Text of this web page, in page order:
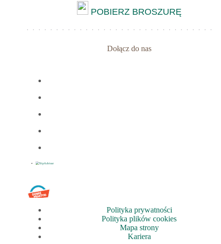
POBIERZ BROSZURĘ
Dołącz do nas
Polityka prywatności
Polityka plików cookies
Mapa strony
Kariera